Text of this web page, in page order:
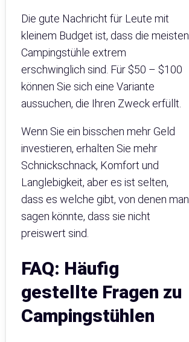
Die gute Nachricht für Leute mit
kleinem Budget ist, dass die meisten
Campingstühle extrem
erschwinglich sind. Für $50 – $100
können Sie sich eine Variante
aussuchen, die Ihren Zweck erfüllt.
Wenn Sie ein bisschen mehr Geld
investieren, erhalten Sie mehr
Schnickschnack, Komfort und
Langlebigkeit, aber es ist selten,
dass es welche gibt, von denen man
sagen könnte, dass sie nicht
preiswert sind.
FAQ: Häufig
gestellte Fragen zu
Campingstühlen